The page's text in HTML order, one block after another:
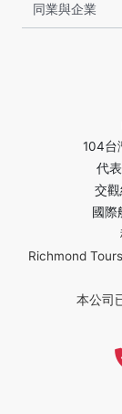
104台
代
交
國際
Richmond
本公司
同業與企業